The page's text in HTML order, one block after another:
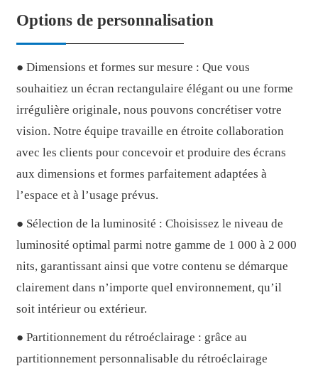
Options de personnalisation
● Dimensions et formes sur mesure : Que vous
souhaitiez un écran rectangulaire élégant ou une forme
irrégulière originale, nous pouvons concrétiser votre
vision. Notre équipe travaille en étroite collaboration
avec les clients pour concevoir et produire des écrans
aux dimensions et formes parfaitement adaptées à
l’espace et à l’usage prévus.
● Sélection de la luminosité : Choisissez le niveau de
luminosité optimal parmi notre gamme de 1 000 à 2 000
nits, garantissant ainsi que votre contenu se démarque
clairement dans n’importe quel environnement, qu’il
soit intérieur ou extérieur.
● Partitionnement du rétroéclairage : grâce au
partitionnement personnalisable du rétroéclairage